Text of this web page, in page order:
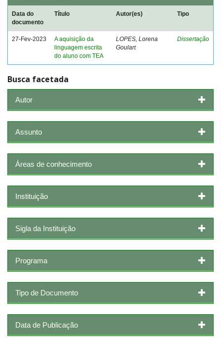
Data do
documento
Título Autor(es) Tipo
27-Fev-2023
A aquisição da
linguagem escrita
do aluno com TEA
LOPES, Lorena
Goulart
Dissertação
Busca facetada
Autor
Assunto
Áreas de conhecimento
Instituição
Sigla da Instituição
Programa
Tipo de Documento
Data de Publicação